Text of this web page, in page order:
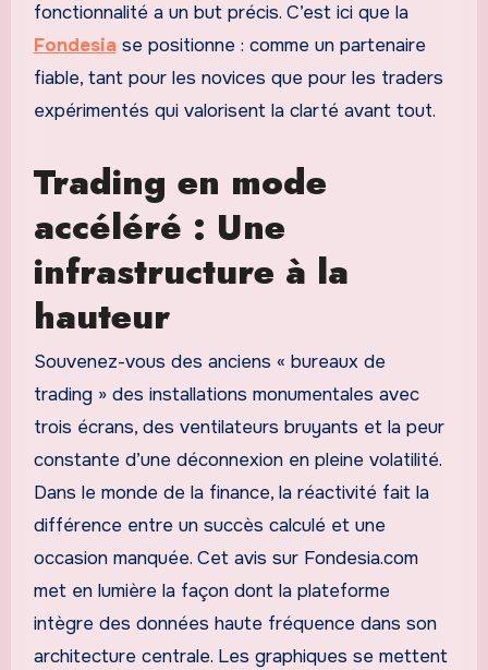
fonctionnalité a un but précis. C’est ici que la
Fondesiase positionne : comme un partenaire
fiable, tant pour les novices que pour les traders
expérimentés qui valorisent la clarté avant tout.
Trading en mode
accéléré : Une
infrastructure à la
hauteur
Souvenez-vous des anciens « bureaux de
trading » des installations monumentales avec
trois écrans, des ventilateurs bruyants et la peur
constante d’une déconnexion en pleine volatilité.
Dans le monde de la finance, la réactivité fait la
différence entre un succès calculé et une
occasion manquée. Cet avis sur Fondesia.com
met en lumière la façon dont la plateforme
intègre des données haute fréquence dans son
architecture centrale. Les graphiques se mettent